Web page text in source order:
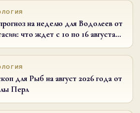
на неделю для Водолеев от
что ждет с 10 по 16 августа
для Рыб на август 2026 года от
Перл